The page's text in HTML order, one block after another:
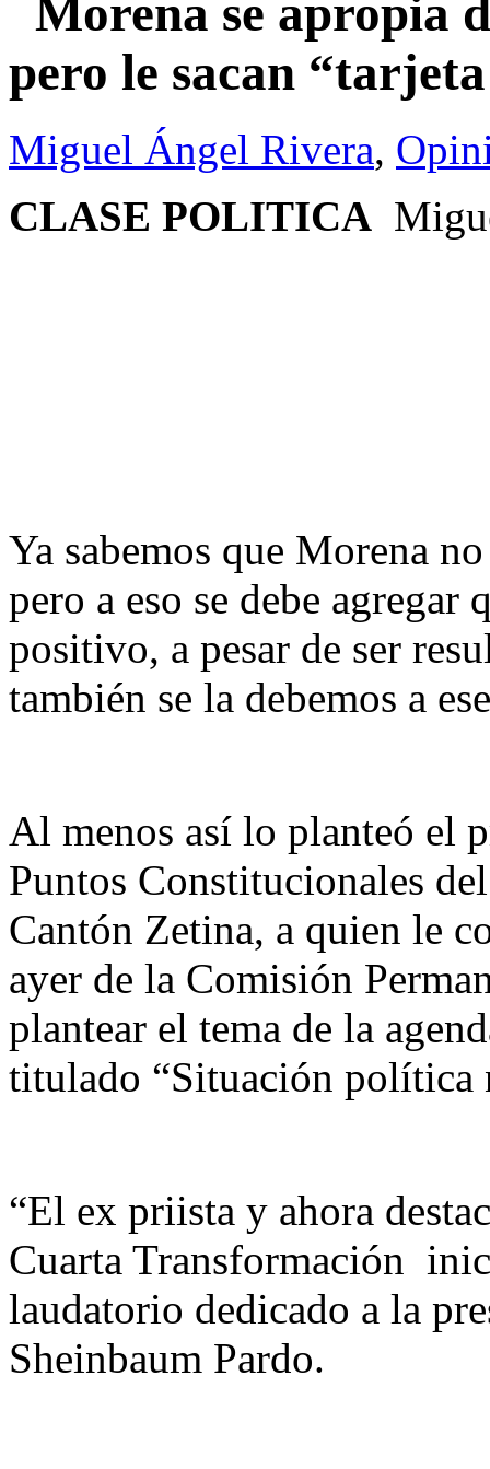
Morena se apropia
pero le sacan
Miguel Ángel Rivera,
CLASE POLITICA
Ya sabemos que Morena
pero a eso se debe agregar
positivo, a pesar de ser
también se la debemos a
Al menos así lo planteó el
Puntos Constitucionales
Cantón Zetina, a quien le
ayer de la Comisión
plantear el tema de la
titulado “Situación política
“El ex priista y ahora
Cuarta Transformación
laudatorio dedicado a la
Sheinbaum Pardo.